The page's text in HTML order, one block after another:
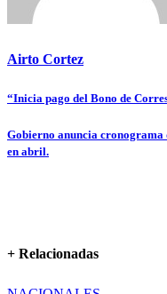
Airto Cortez
Navegación
de
“Inicia pago del Bono de
Gobierno anuncia cronograma
en abril.
+ Relacionadas